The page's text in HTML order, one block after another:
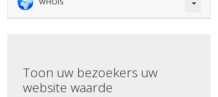
Toon uw bezoekers uw
website waarde